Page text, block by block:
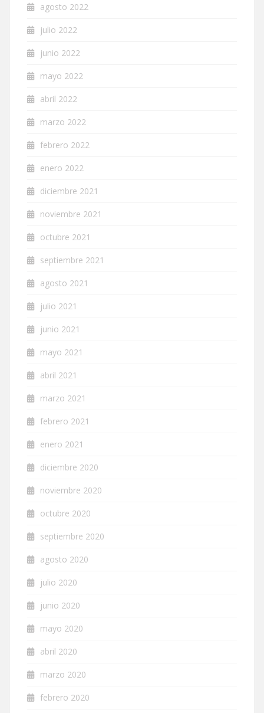
agosto 2022
julio 2022
junio 2022
mayo 2022
abril 2022
marzo 2022
febrero 2022
enero 2022
diciembre 2021
noviembre 2021
octubre 2021
septiembre 2021
agosto 2021
julio 2021
junio 2021
mayo 2021
abril 2021
marzo 2021
febrero 2021
enero 2021
diciembre 2020
noviembre 2020
octubre 2020
septiembre 2020
agosto 2020
julio 2020
junio 2020
mayo 2020
abril 2020
marzo 2020
febrero 2020